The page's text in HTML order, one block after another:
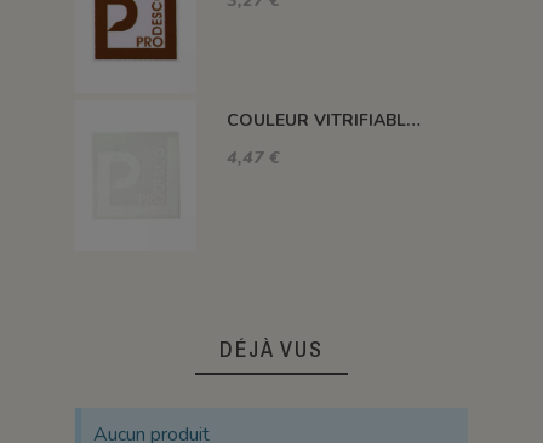
COULEUR VITRIFIABLE DÉCOR SANS PLOMB BLANC VA103
4,47 €
DÉJÀ VUS
Aucun produit